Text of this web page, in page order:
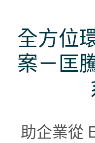
全方位
案－匡
助企業從